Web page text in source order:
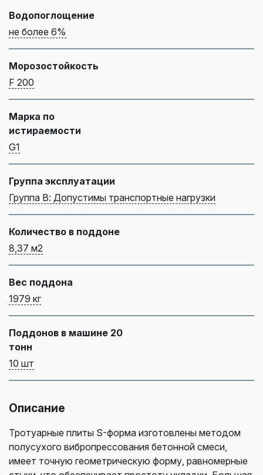
Водопоглощение
не более 6%
Морозостойкость
F 200
Марка по
истираемости
G1
Группа эксплуатации
Группа В: Допустимы транспортные нагрузки
Количество в поддоне
8,37 м2
Вес поддона
1979 кг
Поддонов в машине 20
тонн
10 шт
Описание
Тротуарные плиты S-форма изготовлены методом
полусухого вибропрессования бетонной смеси,
имеет точную геометрическую форму, равномерные